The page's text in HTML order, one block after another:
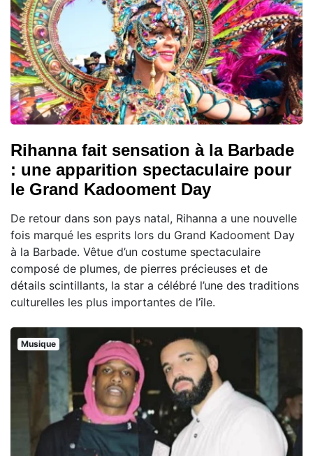
Rihanna fait sensation à la Barbade
: une apparition spectaculaire pour
le Grand Kadooment Day
De retour dans son pays natal, Rihanna a une nouvelle
fois marqué les esprits lors du Grand Kadooment Day
à la Barbade. Vêtue d’un costume spectaculaire
composé de plumes, de pierres précieuses et de
détails scintillants, la star a célébré l’une des traditions
culturelles les plus importantes de l’île.
Musique